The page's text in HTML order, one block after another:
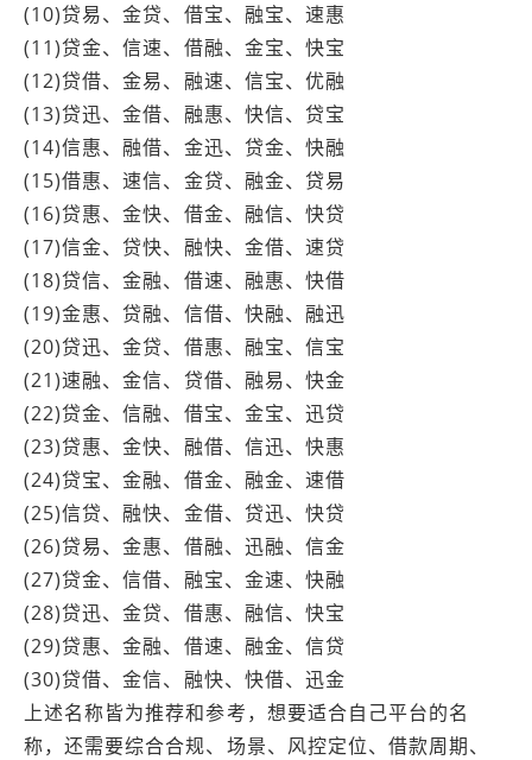
(10)贷易、金贷、借宝、融宝、速惠
(11)贷金、信速、借融、金宝、快宝
(12)贷借、金易、融速、信宝、优融
(13)贷迅、金借、融惠、快信、贷宝
(14)信惠、融借、金迅、贷金、快融
(15)借惠、速信、金贷、融金、贷易
(16)贷惠、金快、借金、融信、快贷
(17)信金、贷快、融快、金借、速贷
(18)贷信、金融、借速、融惠、快借
(19)金惠、贷融、信借、快融、融迅
(20)贷迅、金贷、借惠、融宝、信宝
(21)速融、金信、贷借、融易、快金
(22)贷金、信融、借宝、金宝、迅贷
(23)贷惠、金快、融借、信迅、快惠
(24)贷宝、金融、借金、融金、速借
(25)信贷、融快、金借、贷迅、快贷
(26)贷易、金惠、借融、迅融、信金
(27)贷金、信借、融宝、金速、快融
(28)贷迅、金贷、借惠、融信、快宝
(29)贷惠、金融、借速、融金、信贷
(30)贷借、金信、融快、快借、迅金
上述名称皆为推荐和参考，想要适合自己平台的名
称，还需要综合合规、场景、风控定位、借款周期、